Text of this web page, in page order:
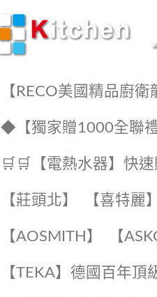
【RECO美國精品廚衛
◆【獨家贈1000全聯禮
🛒🛒【電熱水器】快
【莊頭北】 【喜特麗】
【AOSMITH】 【
【TEKA】️德國百年頂